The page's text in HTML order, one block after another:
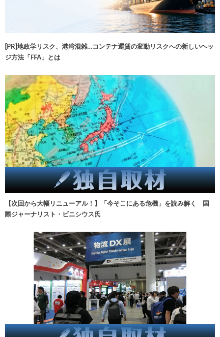
[PR]地政学リスク、港湾混雑…コンテナ運賃の変動リスクへの新しいヘッ
ジ方法「FFA」とは
【次回から大幅リニューアル！】「今そこにある危機」を読み解く 国
際ジャーナリスト・ビニシウス氏